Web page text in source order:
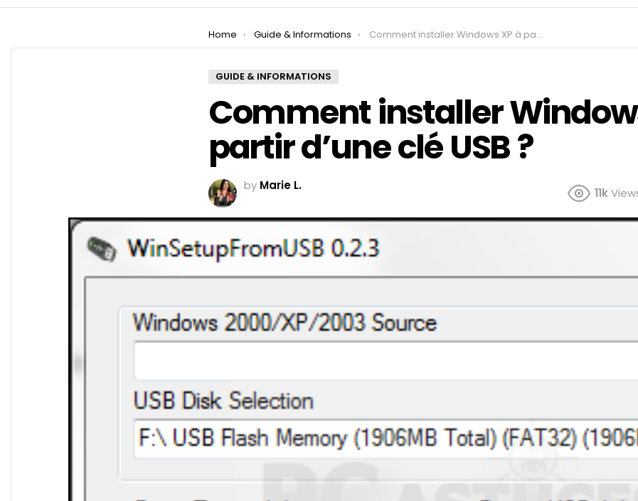
You are here:
Home Guide & Informations Comment installer Windows XP à partir d’une clé USB ?
GUIDE & INFORMATIONS
Comment installer
partir d’une clé USB ?
by Marie L.
11k